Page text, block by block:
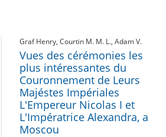
Graf Henry, Courtin M. M. L., Adam V.
Vues des cérémonies les
plus intéressantes du
Couronnement de Leurs
Majéstes Impériales
L'Empereur Nicolas I et
L'Impératrice Alexandra, a
Moscou